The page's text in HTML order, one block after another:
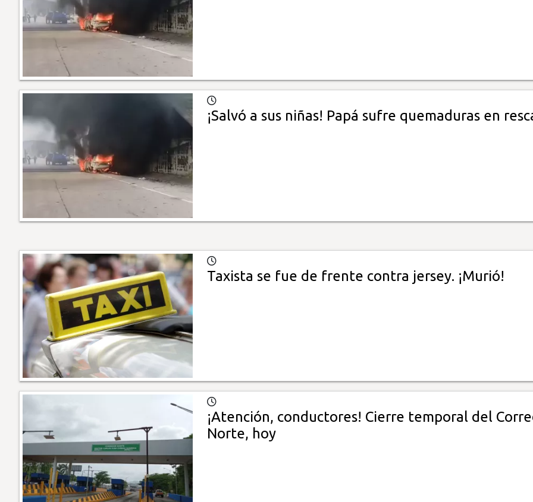
¡Salvó a sus niñas! Papá sufre quemaduras en
Taxista se fue de frente contra jersey. ¡Murió!
¡Atención, conductores! Cierre temporal del
Norte, hoy